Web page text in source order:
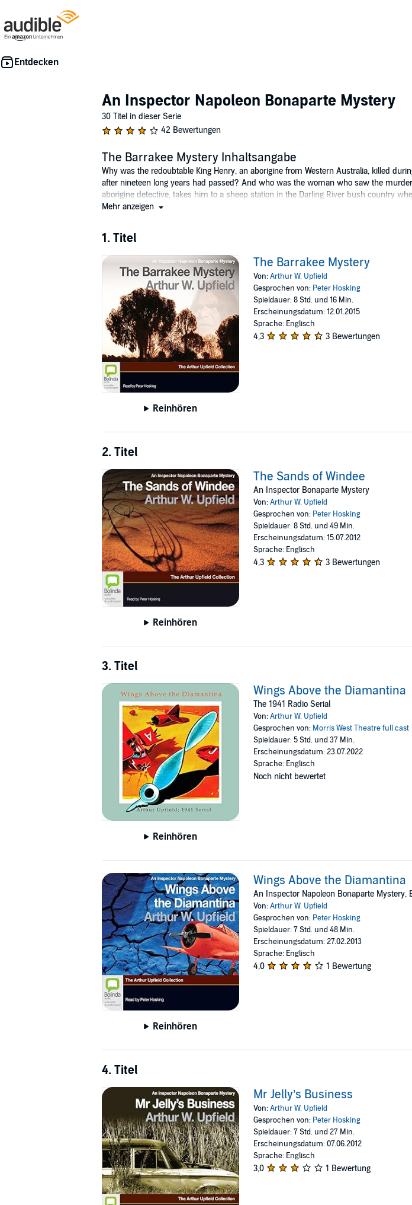
An Inspector Napoleon Bonaparte Mystery
30 Titel in dieser Serie
42 Bewertungen
The Barrakee Mystery Inhaltsangabe
Why was the redoubtable King Henry, an aborigine from Western Australia, killed
after nineteen long years had passed? And who was the woman who saw the
aborigine detective, takes him to a sheep station in the Darling River bush country
divided loyalties. PLEASE NOTE: Part of the appeal of Arthur Upfield’s stories lies in
Mehr anzeigen
1. Titel
Reinhören
The Barrakee Mystery
Von:Arthur W. Upfield
Gesprochen von: Peter Hosking
Spieldauer: 8 Std. und 16 Min.
Erscheinungsdatum: 12.01.2015
Sprache: Englisch
4,3 3 Bewertungen
2. Titel
Reinhören
The Sands of Windee
An Inspector Bonaparte Mystery
Von:Arthur W. Upfield
Gesprochen von: Peter Hosking
Spieldauer: 8 Std. und 49 Min.
Erscheinungsdatum: 15.07.2012
Sprache: Englisch
4,3 3 Bewertungen
3. Titel
Reinhören
Wings Above the Diamantina
The 1941 Radio Serial
Von:Arthur W. Upfield
Gesprochen von: Morris West Theatre full cast
Spieldauer: 5 Std. und 37 Min.
Erscheinungsdatum: 23.07.2022
Sprache: Englisch
Noch nicht bewertet
Reinhören
Wings Above the Diamantina
An Inspector Napoleon Bonaparte Mystery,
Von:Arthur W. Upfield
Gesprochen von: Peter Hosking
Spieldauer: 7 Std. und 48 Min.
Erscheinungsdatum: 27.02.2013
Sprache: Englisch
4,0 1 Bewertung
4. Titel
Mr Jelly’s Business
Von:Arthur W. Upfield
Gesprochen von: Peter Hosking
Spieldauer: 7 Std. und 27 Min.
Erscheinungsdatum: 07.06.2012
Sprache: Englisch
3,0 1 Bewertung